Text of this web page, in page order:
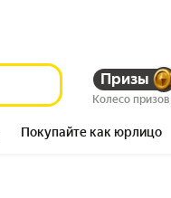
Призы
Колесо призов
Покупайте как юрлицо